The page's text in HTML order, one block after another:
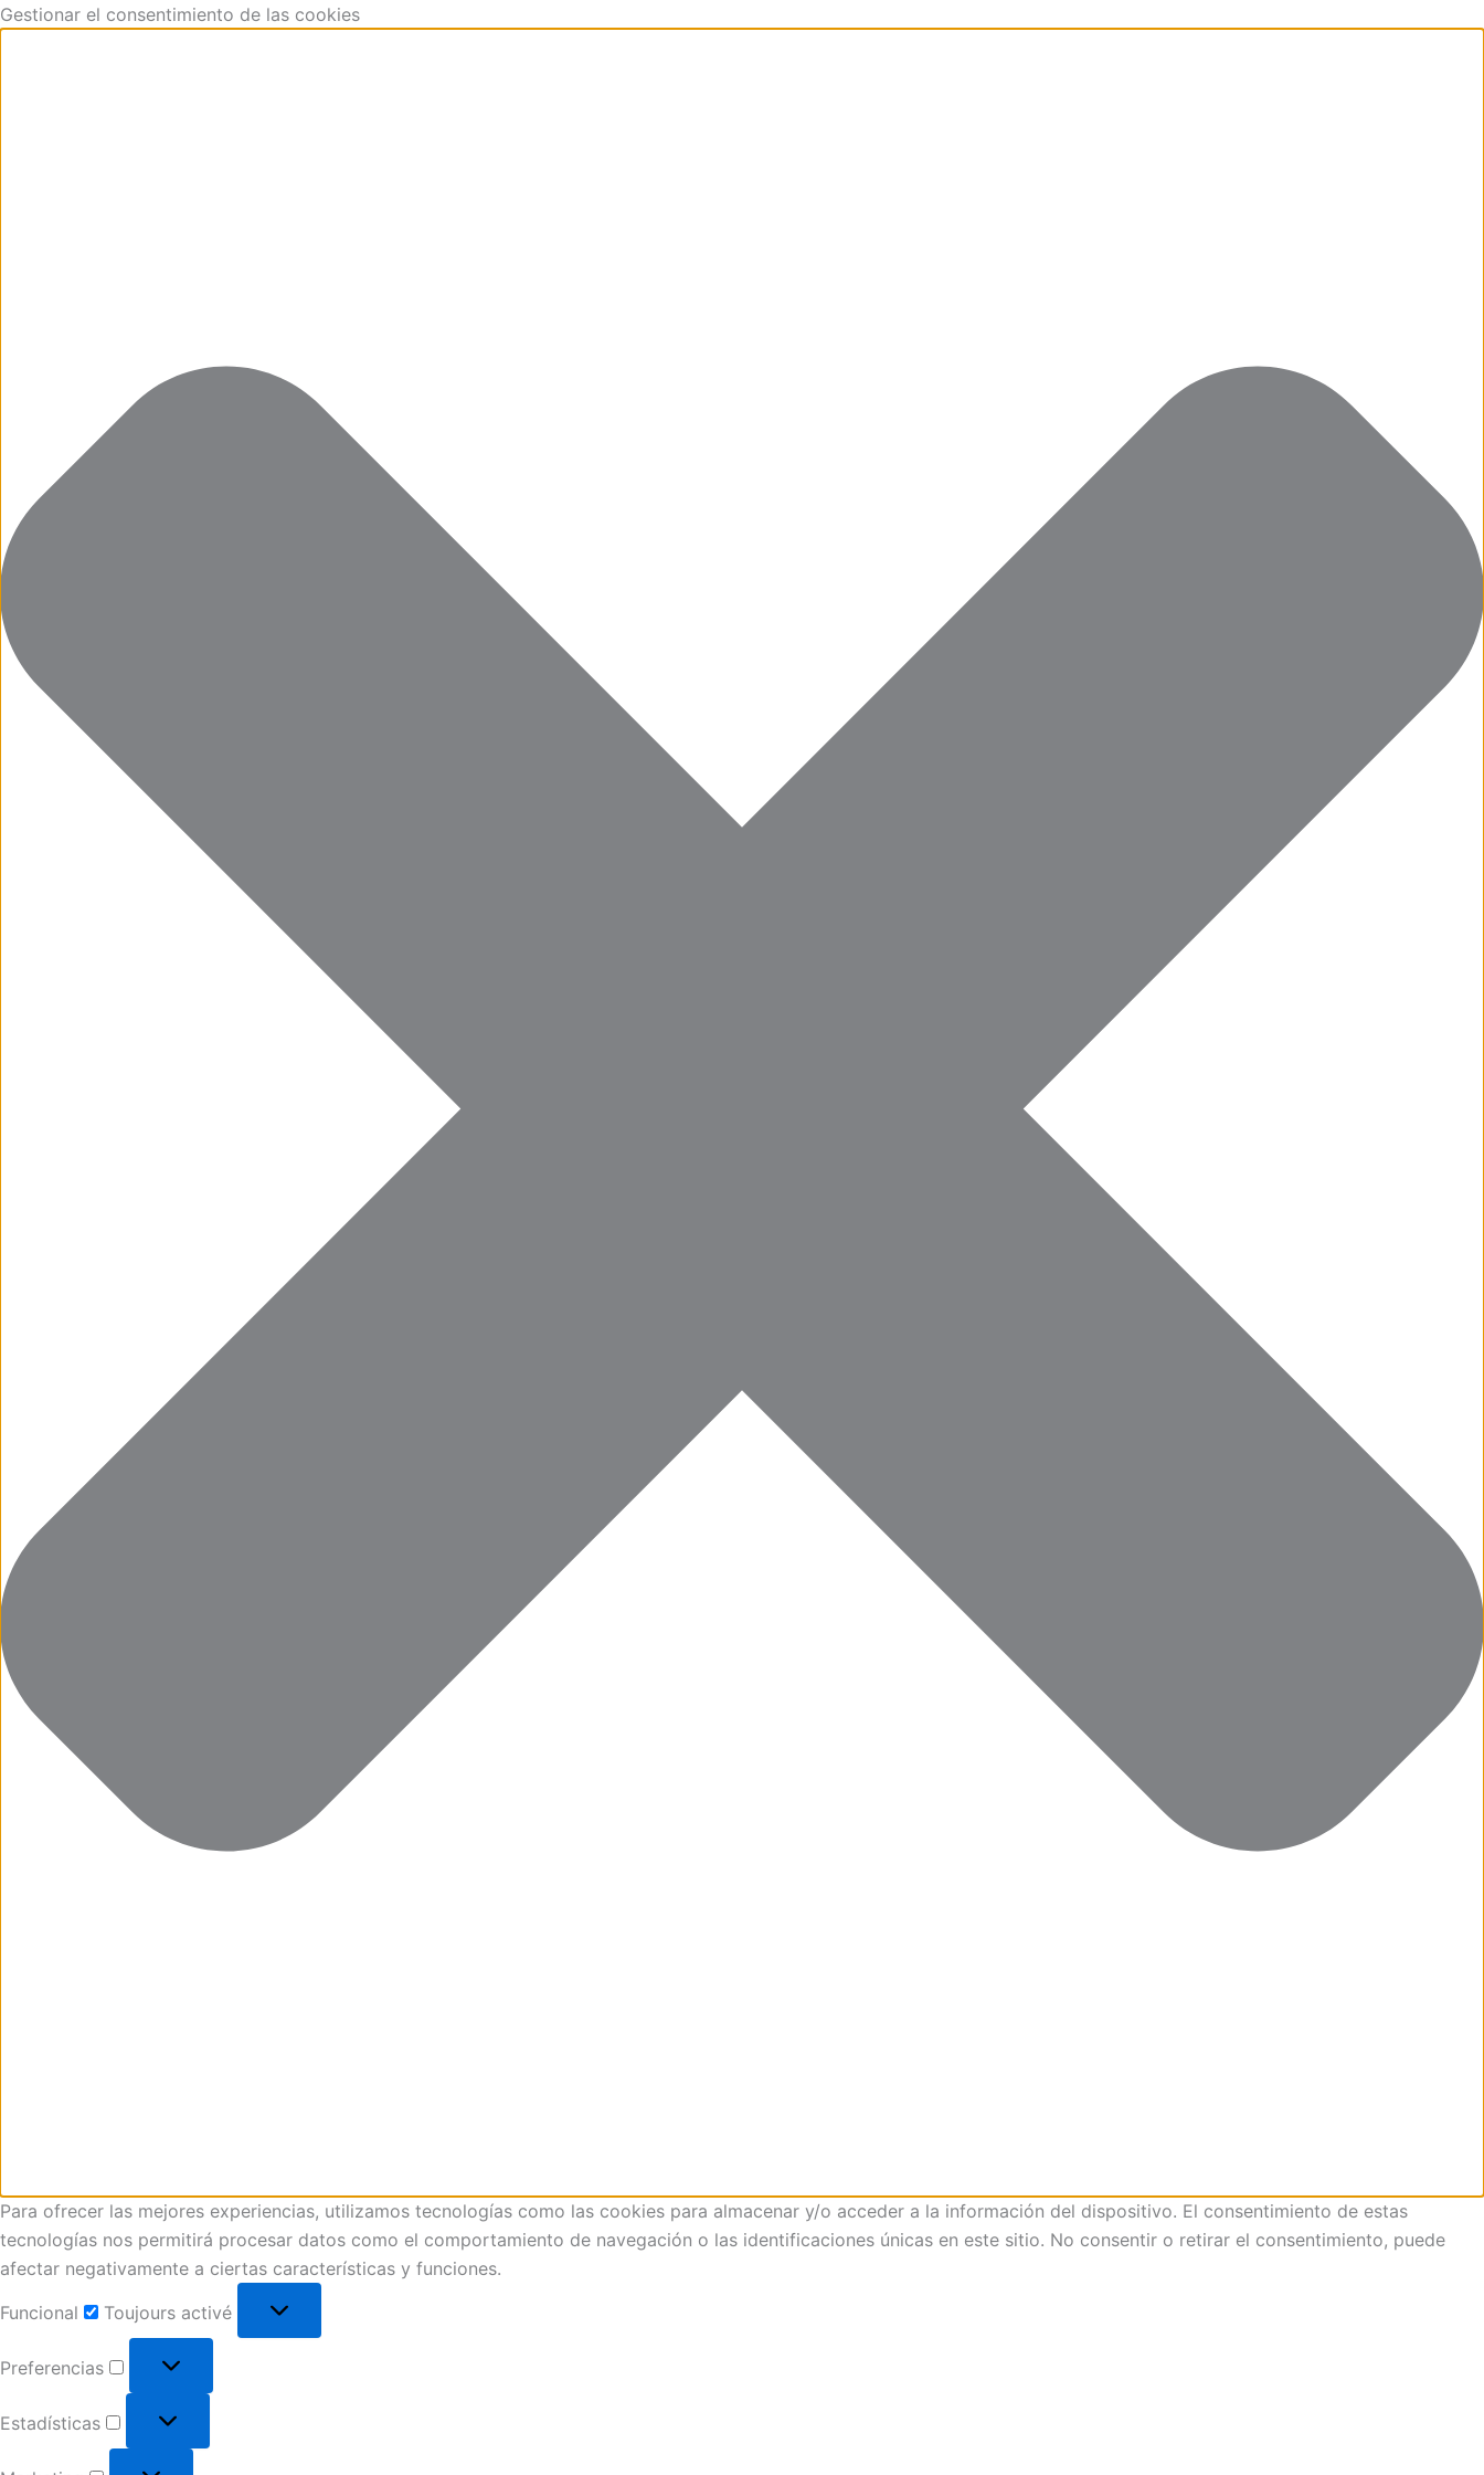
Gestionar el consentimiento de las cookies
Para ofrecer las mejores experiencias, utilizamos tecnologías como las cookies para almacenar y/o acceder a la información del dispositivo. El consentimiento de estas
tecnologías nos permitirá procesar datos como el comportamiento de navegación o las identificaciones únicas en este sitio. No consentir o retirar el consentimiento, puede
afectar negativamente a ciertas características y funciones.
Funcional
Funcional
Toujours activé
Preferencias
Preferencias
Estadísticas
Estadísticas
Marketing
Aller